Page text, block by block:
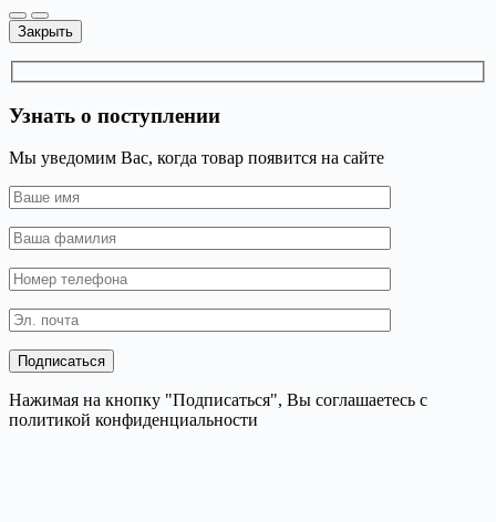
Закрыть
Узнать о поступлении
Мы уведомим Вас, когда товар появится на сайте
Нажимая на кнопку "Подписаться", Вы соглашаетесь с
политикой конфиденциальности